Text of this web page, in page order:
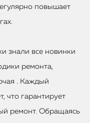
повышает
знали все новинки
ремонта,
. Каждый
что гарантирует
ремонт. Обращаясь